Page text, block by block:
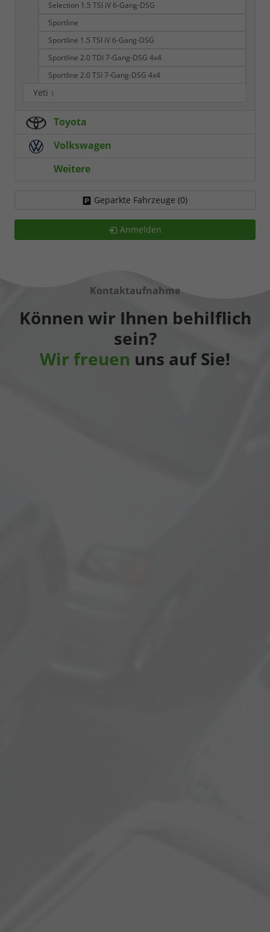
Selection 1.5 TSI iV 6-Gang-DSG
Sportline
Sportline 1.5 TSI iV 6-Gang-DSG
Sportline 2.0 TDI 7-Gang-DSG 4x4
Sportline 2.0 TSI 7-Gang-DSG 4x4
Yeti 1
Toyota
Volkswagen
Weitere
Geparkte Fahrzeuge (0)
Anmelden
Kontaktaufnahme
Können wir Ihnen behilflich
sein?
Wir freuen uns auf Sie!